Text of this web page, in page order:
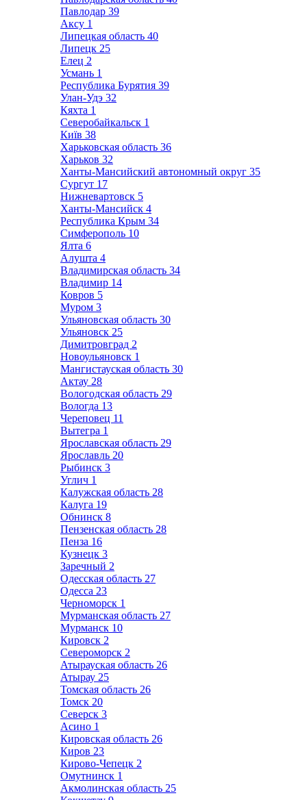
Павлодар 39
Аксу 1
Липецкая область 40
Липецк 25
Елец 2
Усмань 1
Республика Бурятия 39
Улан-Удэ 32
Кяхта 1
Северобайкальск 1
Київ 38
Харьковская область 36
Харьков 32
Ханты-Мансийский автономный округ 35
Сургут 17
Нижневартовск 5
Ханты-Мансийск 4
Республика Крым 34
Симферополь 10
Ялта 6
Алушта 4
Владимирская область 34
Владимир 14
Ковров 5
Муром 3
Ульяновская область 30
Ульяновск 25
Димитровград 2
Новоульяновск 1
Мангистауская область 30
Актау 28
Вологодская область 29
Вологда 13
Череповец 11
Вытегра 1
Ярославская область 29
Ярославль 20
Рыбинск 3
Углич 1
Калужская область 28
Калуга 19
Обнинск 8
Пензенская область 28
Пенза 16
Кузнецк 3
Заречный 2
Одесская область 27
Одесса 23
Черноморск 1
Мурманская область 27
Мурманск 10
Кировск 2
Североморск 2
Атырауская область 26
Атырау 25
Томская область 26
Томск 20
Северск 3
Асино 1
Кировская область 26
Киров 23
Кирово-Чепецк 2
Омутнинск 1
Акмолинская область 25